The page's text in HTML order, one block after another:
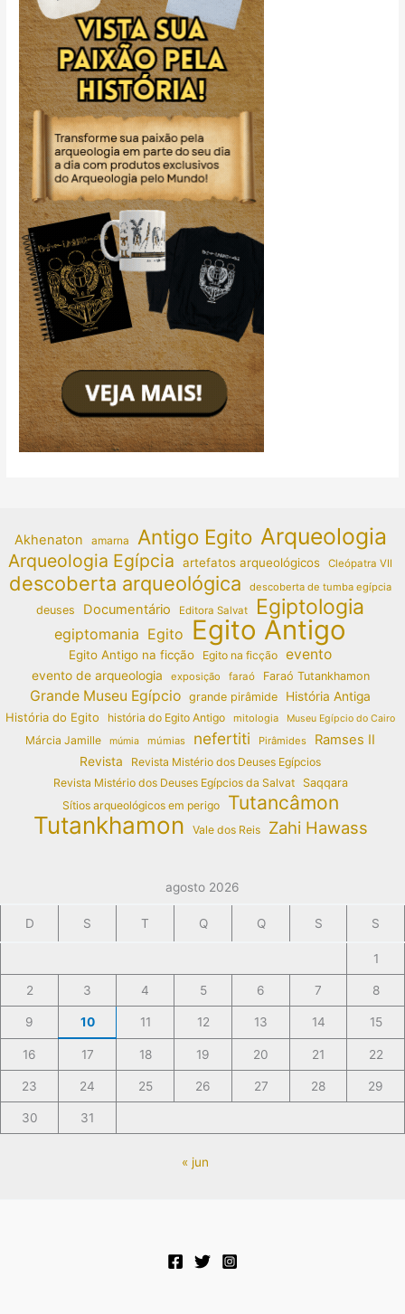
Akhenaton amarna Antigo Egito Arqueologia
Arqueologia Egípcia artefatos arqueológicos Cleópatra VII
descoberta arqueológica descoberta de tumba egípcia
deuses Documentário Editora Salvat Egiptologia
egiptomania Egito Egito Antigo
Egito Antigo na ficção Egito na ficção evento
evento de arqueologia exposição faraó Faraó Tutankhamon
Grande Museu Egípcio grande pirâmide
História Antiga
História do Egito
história do Egito Antigo mitologia Museu Egípcio do Cairo
Márcia Jamille múmia múmias nefertiti Pirâmides Ramses II
Revista
Revista Mistério dos Deuses Egípcios
Revista Mistério dos Deuses Egípcios da Salvat
Saqqara
Sítios arqueológicos em perigo
Tutancâmon
Tutankhamon Vale dos Reis Zahi Hawass
agosto 2026
D S T Q Q S S
1
2 3 4 5 6 7 8
9 10 11 12 13 14 15
16 17 18 19 20 21 22
23 24 25 26 27 28 29
30 31
« jun